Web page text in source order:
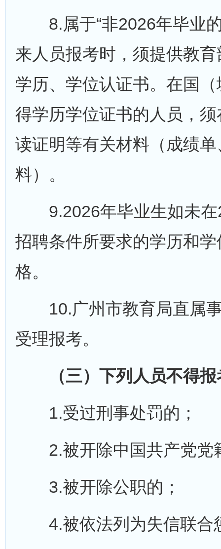
8.属于“非2026年毕业的
来人员报考时，须提供教
学历、学位认证书。在国
得学历学位证书的人员，
读证明等有关材料（成绩
料）。
9.2026年毕业生如未在
招聘条件所要求的学历和
格。
10.广州市教育局直属事
受理报考。
（三）下列人员不得报
1.受过刑事处罚的；
2.被开除中国共产党党
3.被开除公职的；
4.被依法列为失信联合